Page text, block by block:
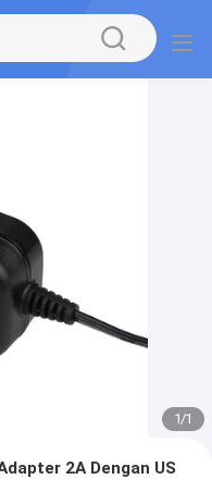
1/1
2A Dengan US